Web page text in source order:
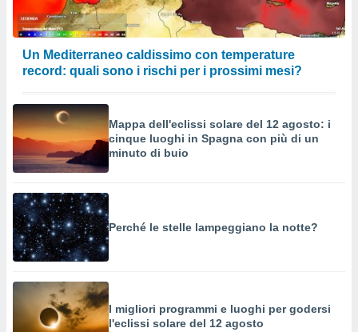
Un Mediterraneo caldissimo con temperature
record: quali sono i rischi per i prossimi mesi?
Mappa dell'eclissi solare del 12 agosto: i
cinque luoghi in Spagna con più di un
minuto di buio
Perché le stelle lampeggiano la notte?
I migliori programmi e luoghi per godersi
l'eclissi solare del 12 agosto